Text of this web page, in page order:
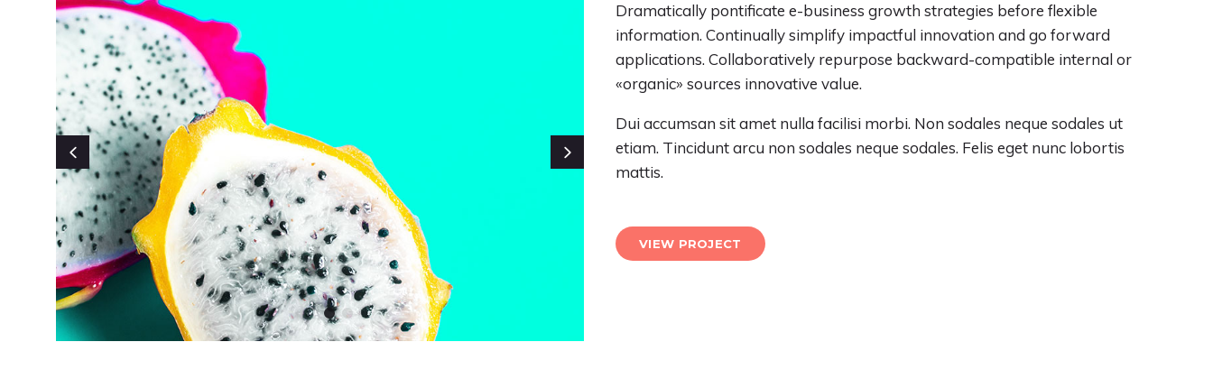
Dramatically pontificate e-business growth strategies before flexible
information. Continually simplify impactful innovation and go forward
applications. Collaboratively repurpose backward-compatible internal or
«organic» sources innovative value.
Dui accumsan sit amet nulla facilisi morbi. Non sodales neque sodales ut
etiam. Tincidunt arcu non sodales neque sodales. Felis eget nunc lobortis
mattis.
VIEW PROJECT